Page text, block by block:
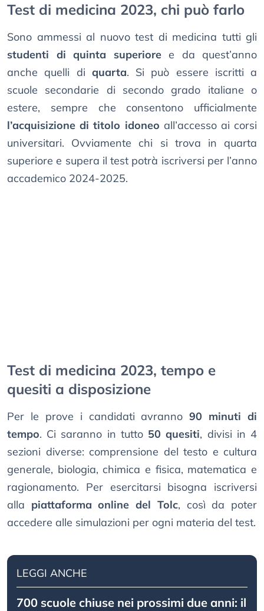
Test di medicina 2023, chi può farlo
Sono ammessi al nuovo test di medicina tutti gli
studenti di quinta superioree da quest’anno
anche quelli di quarta. Si può essere iscritti a
scuole secondarie di secondo grado italiane o
estere, sempre che consentono ufficialmente
l’acquisizione di titolo idoneo all’accesso ai corsi
universitari. Ovviamente chi si trova in quarta
superiore e supera il test potrà iscriversi per l’anno
accademico 2024-2025.
Test di medicina 2023, tempo e
quesiti a disposizione
Per le prove i candidati avranno90 minuti di
tempo. Ci saranno in tutto 50 quesiti, divisi in 4
sezioni diverse: comprensione del testo e cultura
generale, biologia, chimica e fisica, matematica e
ragionamento. Per esercitarsi bisogna iscriversi
alla piattaforma online del Tolc, così da poter
accedere alle simulazioni per ogni materia del test.
LEGGI ANCHE
700 scuole chiuse nei prossimi due anni: il